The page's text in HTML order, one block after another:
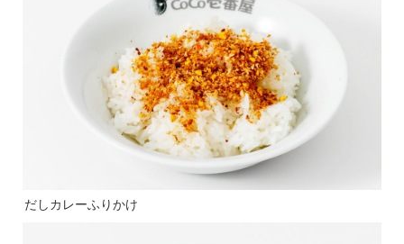
だしカレーふりかけ